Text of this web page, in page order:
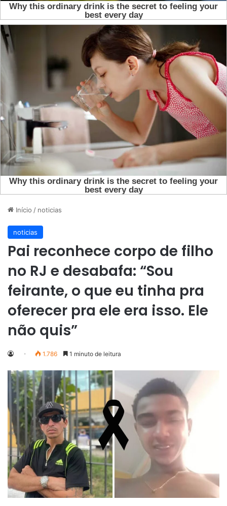
Início / noticias
noticias
Pai reconhece corpo de filho
no RJ e desabafa: “Sou
feirante, o que eu tinha pra
oferecer pra ele era isso. Ele
não quis”
1.786 1 minuto de leitura